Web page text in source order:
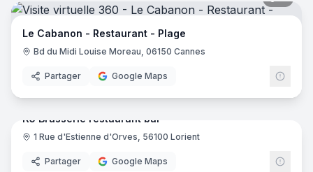
Le Cabanon - Restaurant - Plage
Bd du Midi Louise Moreau, 06150 Cannes
Partager Google Maps
10
K5 Brasserie restaurant bar
1 Rue d'Estienne d'Orves, 56100 Lorient
Partager Google Maps